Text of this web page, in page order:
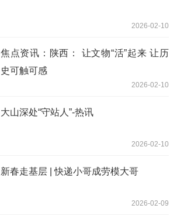
2026-02-10
焦点资讯：陕西： 让文物“活”起来 让历
史可触可感
2026-02-10
大山深处“守站人”-热讯
2026-02-10
新春走基层 | 快递小哥成劳模大哥
2026-02-09